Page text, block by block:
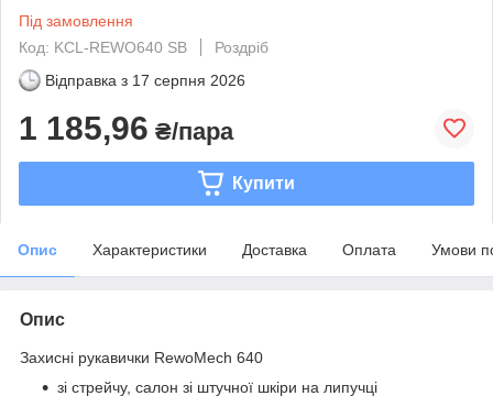
Під замовлення
Код: KCL-REWO640 SB
Роздріб
Відправка з 17 серпня 2026
1 185,96 ₴/пара
Купити
Опис Характеристики Доставка Оплата Умови
Опис
Захисні рукавички RewoMech 640
зі стрейчу, салон зі штучної шкіри на липучці